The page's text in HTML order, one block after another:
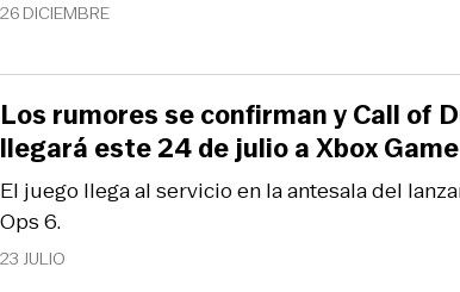
26 DICIEMBRE
23 JULIO
El juego llega al servicio en la antesala del
Ops 6.
Los rumores se confirman y Call of
llegará este 24 de julio a Xbox